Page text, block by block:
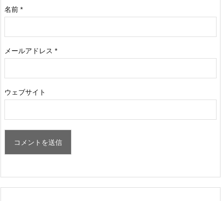
名前 *
メールアドレス *
ウェブサイト